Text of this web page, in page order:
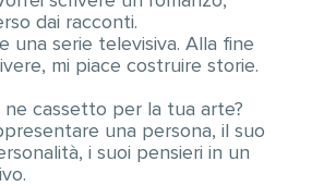
dai racconti.
una serie televisiva. Alla fine
mi piace costruire storie.
ne cassetto per la tua arte?
una persona, il suo
i suoi pensieri in un